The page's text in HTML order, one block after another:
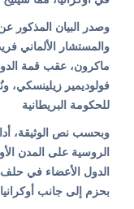
وصدر البيان المذكور
والمستشار الألماني
ماكرون، عقب قمة
فولوديمير زيلينسكي،
للحكومة البريطانية
وبحسب نص الوثيقة،
الروسية على المدن
الدول الأعضاء في
بحزم إلى جانب